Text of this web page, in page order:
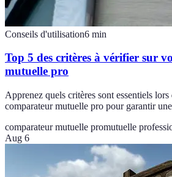
Conseils d'utilisation6 min
Top 5 des critères à vérifier sur
mutuelle pro
Apprenez quels critères sont essentiels
comparateur mutuelle pro pour garantir
comparateur mutuelle promutuelle
Aug 6